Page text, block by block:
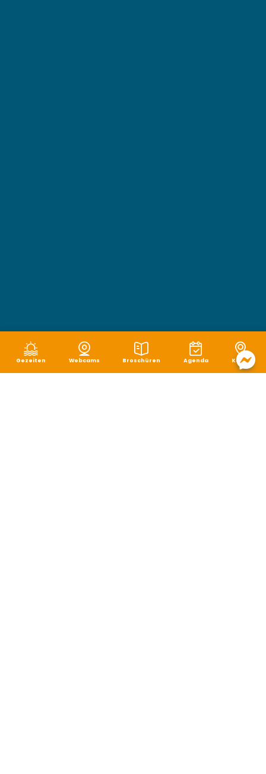
Gezeiten Webcams Broschüren Agenda Karte